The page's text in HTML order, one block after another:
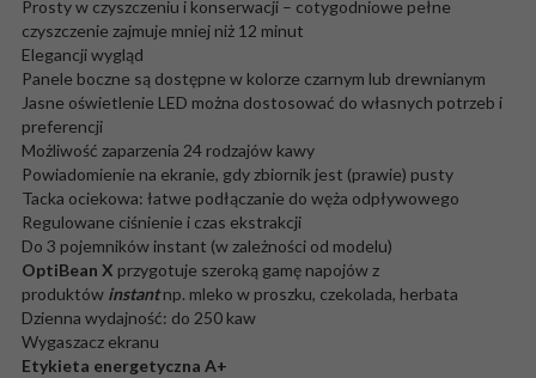
Prosty w czyszczeniu i konserwacji – cotygodniowe pełne
czyszczenie zajmuje mniej niż 12 minut
Elegancji wygląd
Panele boczne są dostępne w kolorze czarnym lub drewnianym
Jasne oświetlenie LED można dostosować do własnych potrzeb i
preferencji
Możliwość zaparzenia 24 rodzajów kawy
Powiadomienie na ekranie, gdy zbiornik jest (prawie) pusty
Tacka ociekowa: łatwe podłączanie do węża odpływowego
Regulowane ciśnienie i czas ekstrakcji
Do 3 pojemników instant (w zależności od modelu)
OptiBean X przygotuje szeroką gamę napojów z
produktów instantnp. mleko w proszku, czekolada, herbata
Dzienna wydajność: do 250 kaw
Wygaszacz ekranu
Etykieta energetyczna A+